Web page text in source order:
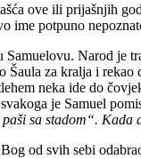
ove ili prijašnjih
ime potpuno
Narod je
za kralja i
neka ide do
je Samuel
sa stadom“.
od svih sebi